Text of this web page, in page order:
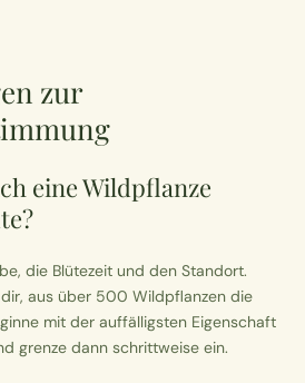
zur
eine Wildpflanze
die Blütezeit und den Standort.
aus über 500 Wildpflanzen die
mit der auffälligsten Eigenschaft
grenze dann schrittweise ein.